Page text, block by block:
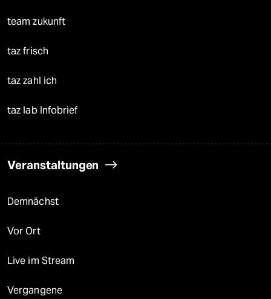
team zukunft
taz frisch
taz zahl ich
taz lab Infobrief
Veranstaltungen
Demnächst
Vor Ort
Live im Stream
Vergangene